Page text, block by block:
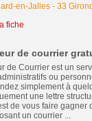
en-Jalles- 33
fiche
de courrier
de Courrier est un
ou
simplement à
une lettre
de vous faire
un courrier ...